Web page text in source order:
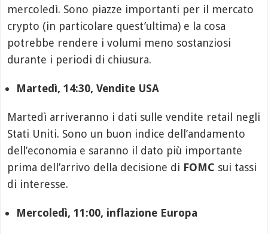
mercoledì. Sono piazze importanti per il mercato
crypto (in particolare quest’ultima) e la cosa
potrebbe rendere i volumi meno sostanziosi
durante i periodi di chiusura.
Martedì, 14:30, Vendite USA
Martedì arriveranno i dati sulle vendite retail negli
Stati Uniti. Sono un buon indice dell’andamento
dell’economia e saranno il dato più importante
prima dell’arrivo della decisione di FOMC sui tassi
di interesse.
Mercoledì, 11:00, inflazione Europa